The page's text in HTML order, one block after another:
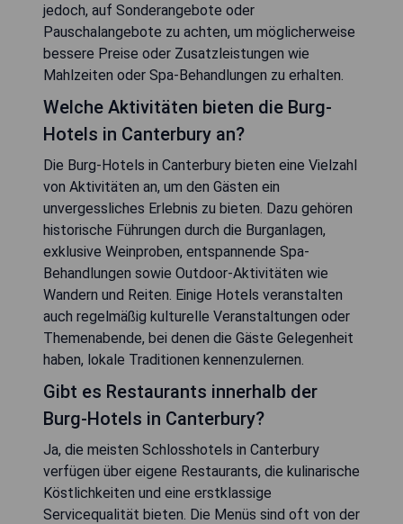
jedoch, auf Sonderangebote oder
Pauschalangebote zu achten, um möglicherweise
bessere Preise oder Zusatzleistungen wie
Mahlzeiten oder Spa-Behandlungen zu erhalten.
Welche Aktivitäten bieten die Burg-
Hotels in Canterbury an?
Die Burg-Hotels in Canterbury bieten eine Vielzahl
von Aktivitäten an, um den Gästen ein
unvergessliches Erlebnis zu bieten. Dazu gehören
historische Führungen durch die Burganlagen,
exklusive Weinproben, entspannende Spa-
Behandlungen sowie Outdoor-Aktivitäten wie
Wandern und Reiten. Einige Hotels veranstalten
auch regelmäßig kulturelle Veranstaltungen oder
Themenabende, bei denen die Gäste Gelegenheit
haben, lokale Traditionen kennenzulernen.
Gibt es Restaurants innerhalb der
Burg-Hotels in Canterbury?
Ja, die meisten Schlosshotels in Canterbury
verfügen über eigene Restaurants, die kulinarische
Köstlichkeiten und eine erstklassige
Servicequalität bieten. Die Menüs sind oft von der